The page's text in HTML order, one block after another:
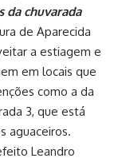
da chuvarada
de Aparecida
a estiagem e
em locais que
como a da
3, que está
aguaceiros.
Leandro